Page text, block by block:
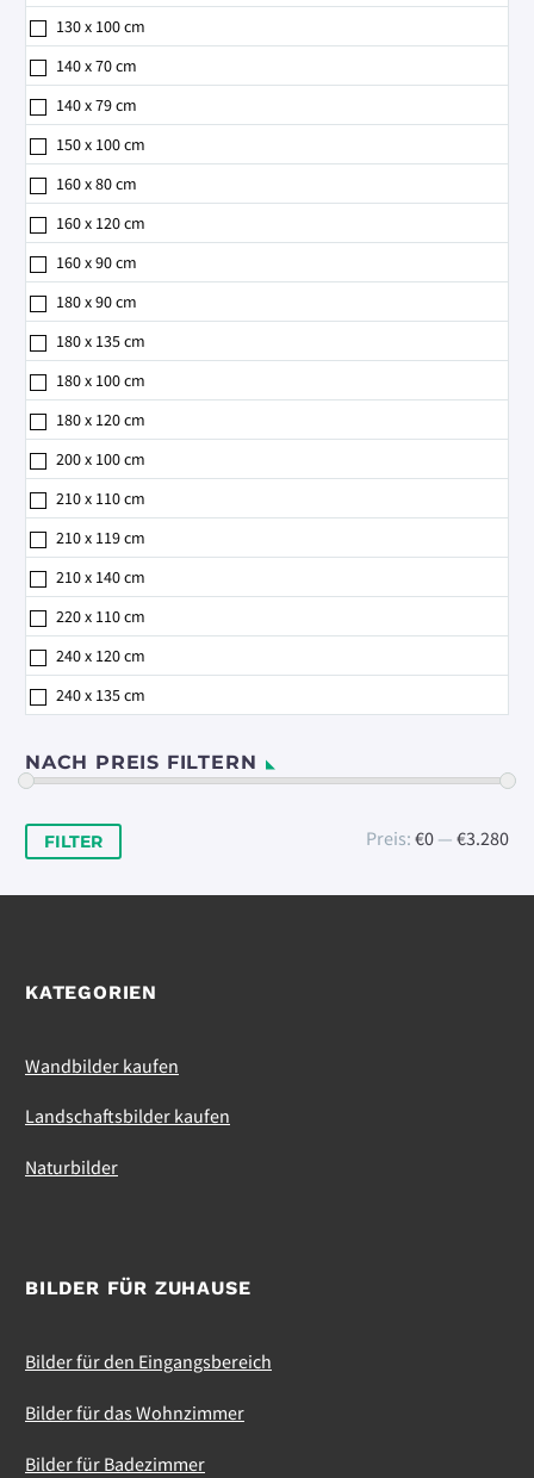
130 x 100 cm
140 x 70 cm
140 x 79 cm
150 x 100 cm
160 x 80 cm
160 x 120 cm
160 x 90 cm
180 x 90 cm
180 x 135 cm
180 x 100 cm
180 x 120 cm
200 x 100 cm
210 x 110 cm
210 x 119 cm
210 x 140 cm
220 x 110 cm
240 x 120 cm
240 x 135 cm
NACH PREIS FILTERN
Min.
Preis
Max.
Preis
FILTER Preis: €0 — €3.280
KATEGORIEN
Wandbilder kaufen
Landschaftsbilder kaufen
Naturbilder
BILDER FÜR ZUHAUSE
Bilder für den Eingangsbereich
Bilder für das Wohnzimmer
Bilder für Badezimmer